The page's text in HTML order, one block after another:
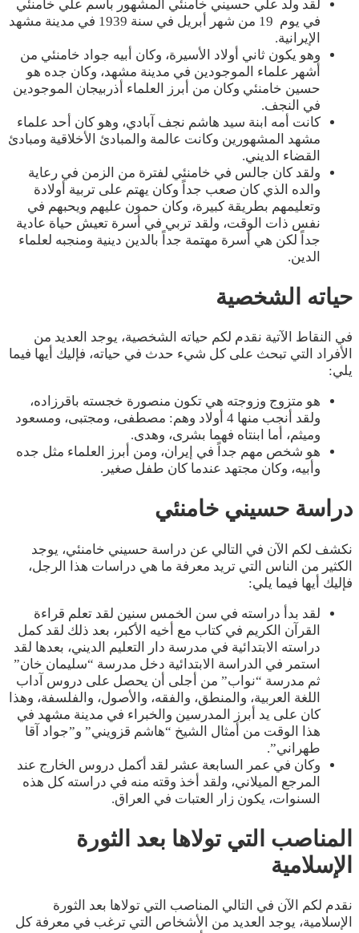
لقد ولد علي حسيني خامنئي المشهور باسم علي خامنئي
في يوم 19 من شهر أبريل في سنة 1939 في مدينة مشهد
الإيرانية.
وهو يكون ثاني أولاد الأسيرة، وكان أبيه جواد خامنئي من
أشهر علماء الموجودين في مدينة مشهد، وكان جده هو
حسين خامنئي وكان من أبرز العلماء أذربيجان الموجودين
في النجف.
كانت أمه ابنة سيد هاشم نجف آبادي، وهو كان أحد علماء
مشهد المشهورين وكانت عالمة والمبادئ الأخلاقية ومبادئ
القضاء الديني.
ولقد كان جالس في خامنئي لفترة من الزمن في رعاية
والده الذي كان صعب جداً وكان يهتم على تربية أولادة
وتعليمهم بطريقة كبيرة، وكان حمون عليهم ويحبهم في
نفس ذات الوقت، ولقد تربي في أسرة تعيش حياة عادية
جداً لكن هي أسرة مهتمة جداً بالدين دينية ومنجبه لعلماء
الدين.
حياته الشخصية
في النقاط الآتية نقدم لكم حياته الشخصية، يوجد العديد من
الأفراد التي تبحث على كل شيء حدث في حياته، فإليك أيها فيما
يلي:
هو متزوج وزوجته هي تكون منصورة خجسته باقرزاده،
ولقد أنجب منها 4 أولاد وهم: مصطفى، ومجتبى، ومسعود
وميثم، أما ابنتاه فهما بشرى، وهدى.
هو شخص مهم جداً في إيران، ومن أبرز العلماء مثل جده
وأبيه، وكان مجتهد عندما كان طفل صغير.
دراسة حسيني خامنئي
نكشف لكم الآن في التالي عن دراسة حسيني خامنئي، يوجد
الكثير من الناس التي تريد معرفة ما هي دراسات هذا الرجل،
فإليك أيها فيما يلي:
لقد بدأ دراسته في سن الخمس سنين لقد تعلم قراءة
القرآن الكريم في كتاب مع أخيه الأكبر، بعد ذلك لقد كمل
دراسته الابتدائية في مدرسة دار التعليم الديني، بعدها لقد
استمر في الدراسة الابتدائية دخل مدرسة “سليمان خان”
ثم مدرسة “نواب” من أجلى أن يحصل على دروس آداب
اللغة العربية، والمنطق، والفقه، والأصول، والفلسفة، وهذا
كان على يد أبرز المدرسين والخبراء في مدينة مشهد في
هذا الوقت من أمثال الشيخ “هاشم قزويني” و”جواد آقا
طهراني”.
وكان في عمر السابعة عشر لقد أكمل دروس الخارج عند
المرجع الميلاني، ولقد أخذ وقته منه في دراسته كل هذه
السنوات، يكون زار العتبات في العراق.
المناصب التي تولاها بعد الثورة
الإسلامية
نقدم لكم الآن في التالي المناصب التي تولاها بعد الثورة
الإسلامية، يوجد العديد من الأشخاص التي ترغب في معرفة كل